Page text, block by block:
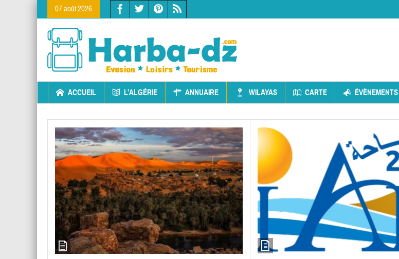
07 août 2026
ACCUEIL L’ALGÉRIE ANNUAIRE WILAYAS CARTE ÉVÈNEMENTS